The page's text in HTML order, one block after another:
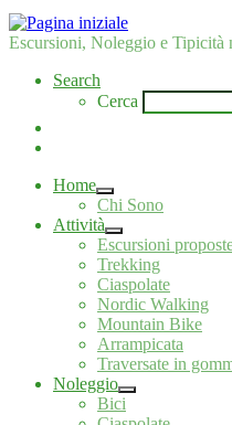
Escursioni, Noleggio e Tipicità
Search
Cerca
Home
Chi Sono
Attività
Escursioni
Trekking
Ciaspolate
Nordic Walking
Mountain Bike
Arrampicata
Traversate in
Noleggio
Bici